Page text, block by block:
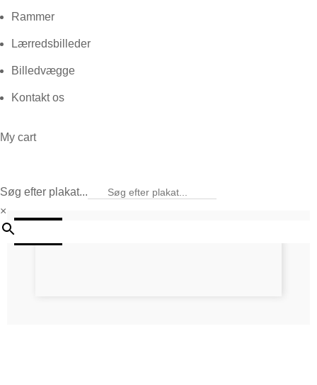
Rammer
Lærredsbilleder
Billedvægge
Kontakt os
My cart
Søg efter plakat...
×